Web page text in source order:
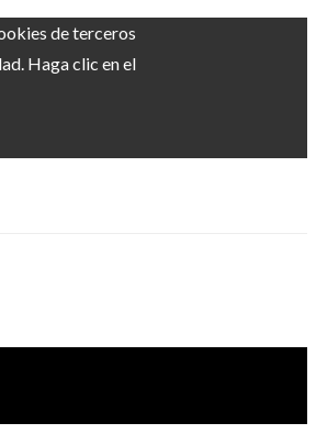
de terceros
Haga clic en el